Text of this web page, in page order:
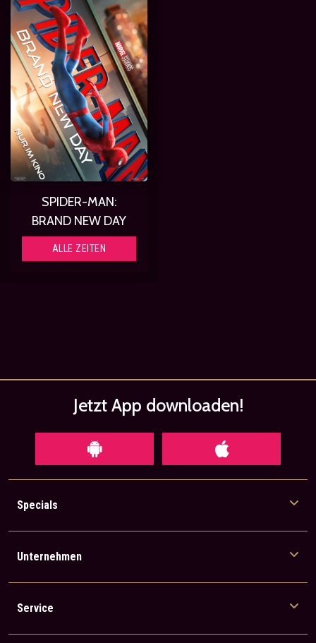
SPIDER-MAN:
BRAND NEW DAY
ALLE ZEITEN
Jetzt App downloaden!
Specials
Unternehmen
Service